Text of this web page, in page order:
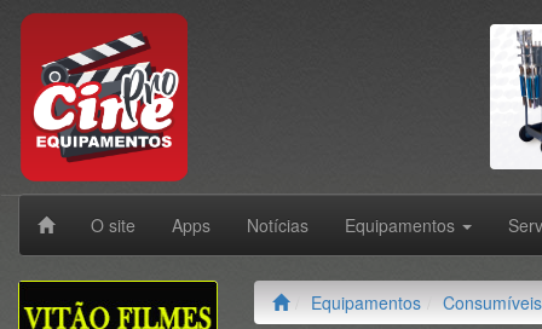
O site Apps Notícias Equipamentos
Equipamentos Consumíveis